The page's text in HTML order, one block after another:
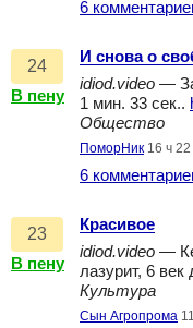
6
24
В пену
И снова о
idiod.video —
1 мин. 33 сек..
Общество
ПоморНик 16 ч
6
23
В пену
Красивое
idiod.video —
лазурит, 6
Культура
Сын Агропрома